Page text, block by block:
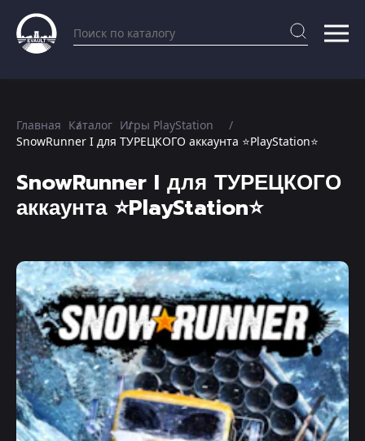
Главная Каталог Игры PlayStation
SnowRunner I для ТУРЕЦКОГО аккаунта ⭐PlayStation⭐
SnowRunner I для ТУРЕЦКОГО
аккаунта ⭐PlayStation⭐